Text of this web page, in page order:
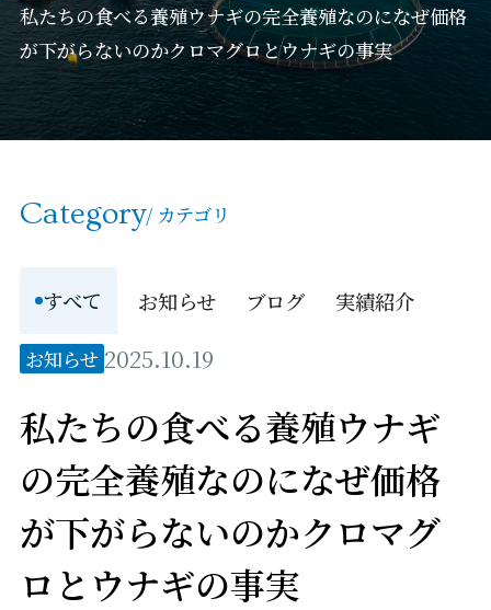
私たちの食べる養殖ウナギの完全養殖なのになぜ価格
が下がらないのかクロマグロとウナギの事実
Category/ カテゴリ
すべて お知らせ ブログ 実績紹介
お知らせ 2025.10.19
私たちの食べる養殖ウナギ
の完全養殖なのになぜ価格
が下がらないのかクロマグ
ロとウナギの事実